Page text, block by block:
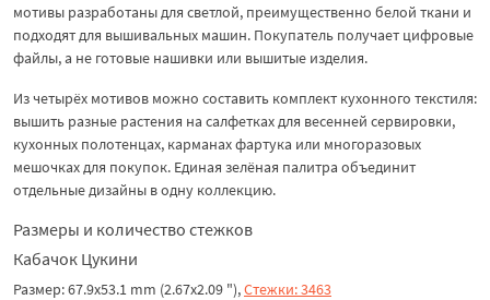
мотивы разработаны для светлой, преимущественно белой ткани и
подходят для вышивальных машин. Покупатель получает цифровые
файлы, а не готовые нашивки или вышитые изделия.
Из четырёх мотивов можно составить комплект кухонного текстиля:
вышить разные растения на салфетках для весенней сервировки,
кухонных полотенцах, карманах фартука или многоразовых
мешочках для покупок. Единая зелёная палитра объединит
отдельные дизайны в одну коллекцию.
Размеры и количество стежков
Кабачок Цукини
Размер: 67.9x53.1 mm (2.67x2.09 "),Стежки: 3463